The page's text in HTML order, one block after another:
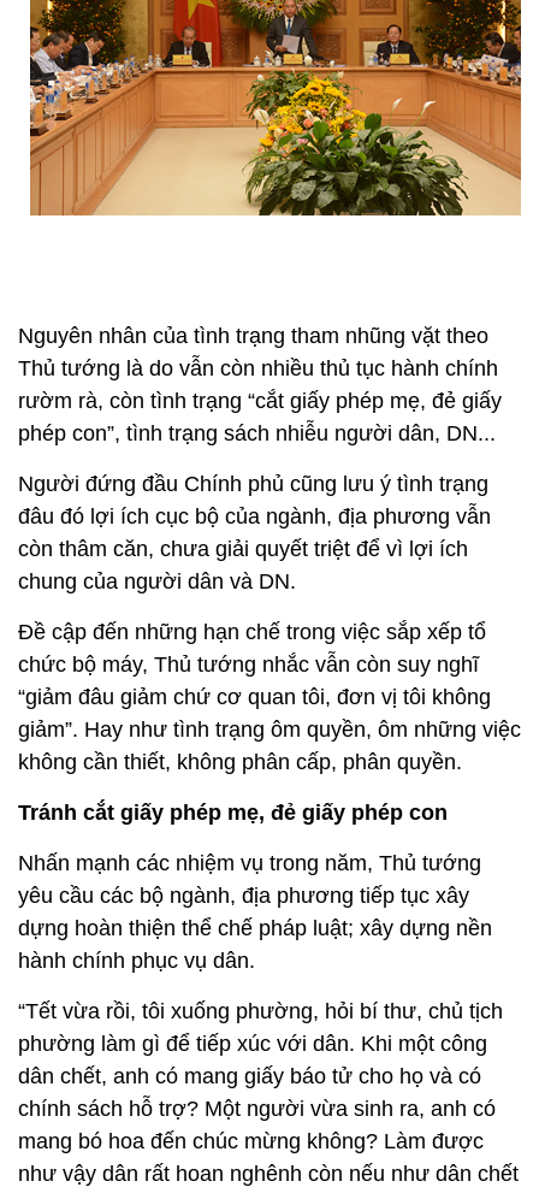
Nguyên nhân của tình trạng tham nhũng vặt theo
Thủ tướng là do vẫn còn nhiều thủ tục hành chính
rườm rà, còn tình trạng “cắt giấy phép mẹ, đẻ giấy
phép con”, tình trạng sách nhiễu người dân, DN...
Người đứng đầu Chính phủ cũng lưu ý tình trạng
đâu đó lợi ích cục bộ của ngành, địa phương vẫn
còn thâm căn, chưa giải quyết triệt để vì lợi ích
chung của người dân và DN.
Đề cập đến những hạn chế trong việc sắp xếp tổ
chức bộ máy, Thủ tướng nhắc vẫn còn suy nghĩ
“giảm đâu giảm chứ cơ quan tôi, đơn vị tôi không
giảm”. Hay như tình trạng ôm quyền, ôm những việc
không cần thiết, không phân cấp, phân quyền.
Tránh cắt giấy phép mẹ, đẻ giấy phép con
Nhấn mạnh các nhiệm vụ trong năm, Thủ tướng
yêu cầu các bộ ngành, địa phương tiếp tục xây
dựng hoàn thiện thể chế pháp luật; xây dựng nền
hành chính phục vụ dân.
“Tết vừa rồi, tôi xuống phường, hỏi bí thư, chủ tịch
phường làm gì để tiếp xúc với dân. Khi một công
dân chết, anh có mang giấy báo tử cho họ và có
chính sách hỗ trợ? Một người vừa sinh ra, anh có
mang bó hoa đến chúc mừng không? Làm được
như vậy dân rất hoan nghênh còn nếu như dân chết